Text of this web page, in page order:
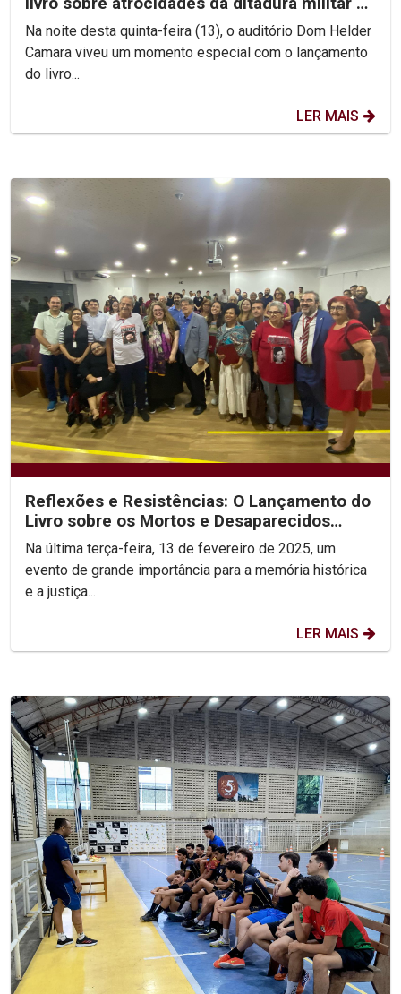
Brasil
Na noite desta quinta-feira (13), o auditório Dom Helder
Camara viveu um momento especial com o lançamento
do livro...
LER MAIS
Reflexões e Resistências: O Lançamento do
Livro sobre os Mortos e Desaparecidos
Políticos
Na última terça-feira, 13 de fevereiro de 2025, um
evento de grande importância para a memória histórica
e a justiça...
LER MAIS